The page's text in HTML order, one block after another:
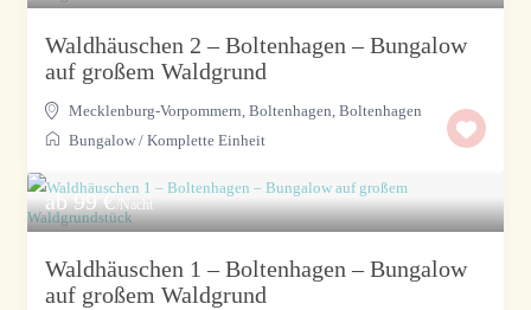
Waldhäuschen 2 – Boltenhagen – Bungalow
auf großem Waldgrund
Mecklenburg-Vorpommern, Boltenhagen,Boltenhagen
Bungalow /Komplette Einheit
ab 99 €/Nacht
Waldhäuschen 1 – Boltenhagen – Bungalow
auf großem Waldgrund